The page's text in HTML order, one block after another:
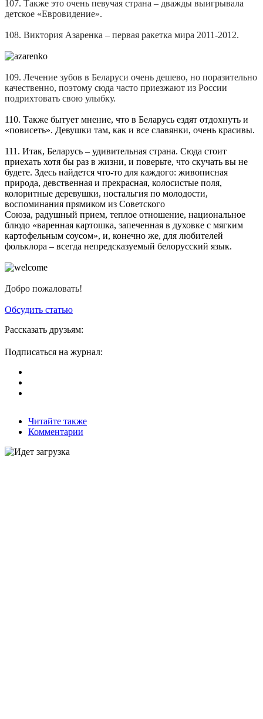
107. Также это очень певучая страна – дважды выигрывала
детское «Евровидение».
108. Виктория Азаренка – первая ракетка мира 2011-2012.
109. Лечение зубов в Беларуси очень дешево, но поразительно
качественно, поэтому сюда часто приезжают из России
подрихтовать свою улыбку.
110. Также бытует мнение, что в Беларусь ездят отдохнуть и
«повисеть». Девушки там, как и все славянки, очень красивы.
111. Итак, Беларусь – удивительная страна. Сюда стоит
приехать хотя бы раз в жизни, и поверьте, что скучать вы не
будете. Здесь найдется что-то для каждого: живописная
природа, девственная и прекрасная, колосистые поля,
колоритные деревушки, ностальгия по молодости,
воспоминания прямиком из Советского
Союза, радушный прием, теплое отношение, национальное
блюдо «варенная картошка, запеченная в духовке с мягким
картофельным соусом», и, конечно же, для любителей
фольклора – всегда непредсказуемый белорусский язык.
Добро пожаловать!
Обсудить статью
Рассказать друзьям:
Подписаться на журнал:
Читайте также
Комментарии